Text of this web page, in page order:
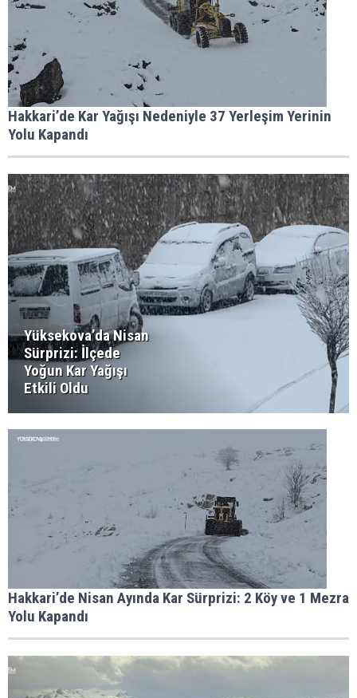
Hakkari’de Kar Yağışı Nedeniyle 37 Yerleşim Yerinin
Yolu Kapandı
Yüksekova’da Nisan
Sürprizi: İlçede
Yoğun Kar Yağışı
Etkili Oldu
Hakkari’de Nisan Ayında Kar Sürprizi: 2 Köy ve 1 Mezra
Yolu Kapandı